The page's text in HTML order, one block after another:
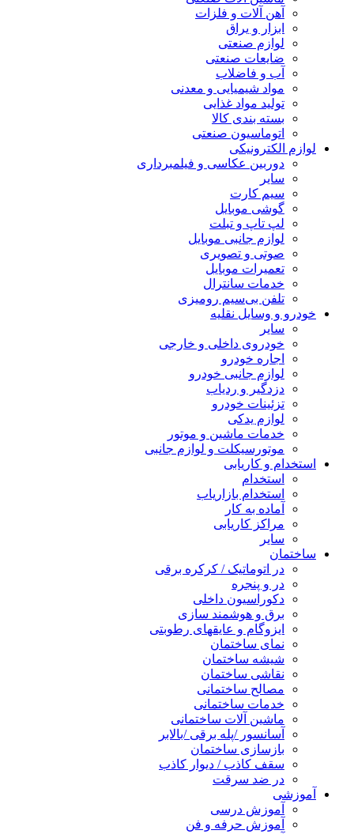
آهن آلات و فلزات
ابزار و یراق
لوازم صنعتی
ضایعات صنعتی
آب و فاضلاب
مواد شیمیایی و معدنی
تولید مواد غذایی
بسته بندی کالا
اتوماسیون صنعتی
لوازم الکترونیکی
دوربین عکاسی و فیلمبرداری
سایر
سیم کارت
گوشی موبایل
لپ تاپ و تبلت
لوازم جانبی موبایل
صوتی و تصویری
تعمیرات موبایل
خدمات سانترال
تلفن بی‌سیم رومیزی
خودرو و وسایل نقلیه
سایر
خودروی داخلی و خارجی
اجاره خودرو
لوازم جانبی خودرو
دزدگیر و ردیاب
تزئینات خودرو
لوازم یدکی
خدمات ماشین و موتور
موتورسیکلت و لوازم جانبی
استخدام و کاریابی
استخدام
استخدام بازاریاب
آماده به کار
مراکز کاریابی
سایر
ساختمان
در اتوماتیک / کرکره برقی
در و پنجره
دکوراسیون داخلی
برق و هوشمند سازی
ایزوگام و عایقهای رطوبتی
نمای ساختمان
شیشه ساختمان
نقاشی ساختمان
مصالح ساختمانی
خدمات ساختمانی
ماشین آلات ساختمانی
آسانسور /پله برقی /بالابر
بازسازی ساختمان
سقف کاذب / دیوار کاذب
در ضد سرقت
آموزشی
آموزش درسی
آموزش حرفه و فن